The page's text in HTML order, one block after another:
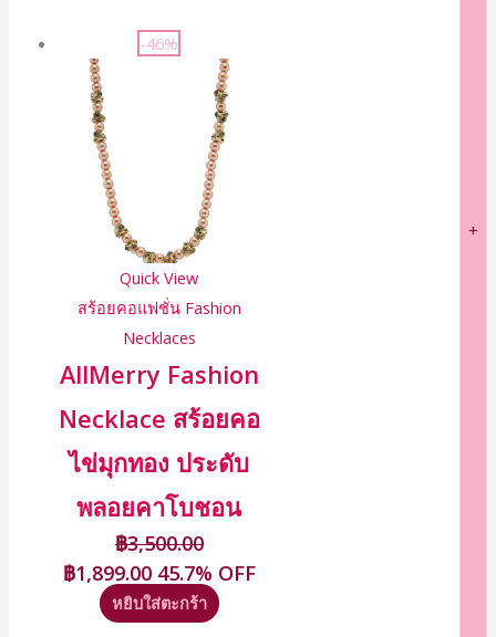
+
-46%
Quick View
สร้อยคอแฟชั่น Fashion
Necklaces
AllMerry Fashion
Necklace สร้อยคอ
ไข่มุกทอง ประดับ
พลอยคาโบชอน
฿3,500.00
฿1,899.00 45.7% OFF
หยิบใส่ตะกร้า